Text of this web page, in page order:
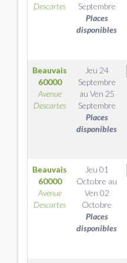
Descartes
Septembre
Places
disponibles
Beauvais
60000
Avenue
Descartes
Jeu 24
Septembre
au Ven 25
Septembre
Places
disponibles
Beauvais
60000
Avenue
Descartes
Jeu 01
Octobre au
Ven 02
Octobre
Places
disponibles